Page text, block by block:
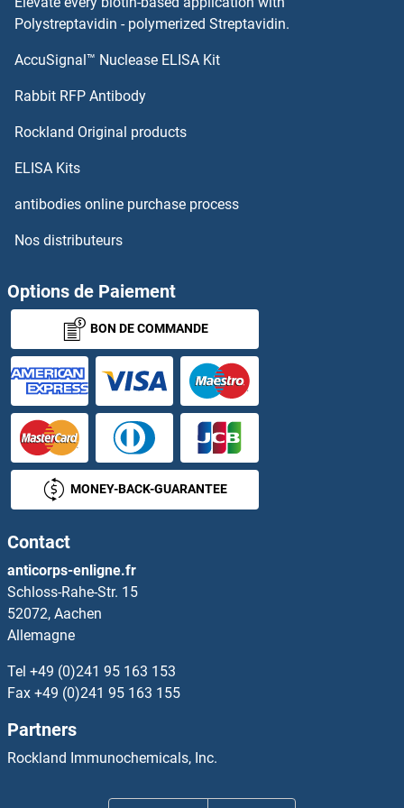
EPS8-Like 3 Anticorps
EPS8-Like 2 Anticorps
ERCC2 Anticorps
ERCC3 Anticorps
ERCC4 Anticorps
ERCC5 Anticorps
ERCC6 Anticorps
ERCC6L Anticorps
ERCC6L2 Anticorps
ERCC8 Anticorps
ERF Anticorps
ERG Anticorps
ERGIC1 Anticorps
ERGIC2 Anticorps
ERGIC3 Anticorps
Polystreptavidin - polymerized Streptavidin.
AccuSignal™ Nuclease ELISA Kit
Rabbit RFP Antibody
Rockland Original products
ELISA Kits
antibodies online purchase process
Nos distributeurs
Options de Paiement
BON DE COMMANDE
MONEY-BACK-GUARANTEE
Contact
anticorps-enligne.fr
Schloss-Rahe-Str. 15
52072, Aachen
Allemagne
Tel +49 (0)241 95 163 153
Fax +49 (0)241 95 163 155
Partners
Rockland Immunochemicals, Inc.